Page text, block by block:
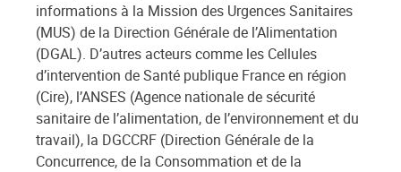
informations à la Mission des Urgences Sanitaires
(MUS) de la Direction Générale de l’Alimentation
(DGAL). D’autres acteurs comme les Cellules
d’intervention de Santé publique France en région
(Cire), l’ANSES (Agence nationale de sécurité
sanitaire de l’alimentation, de l’environnement et du
travail), la DGCCRF (Direction Générale de la
Concurrence, de la Consommation et de la